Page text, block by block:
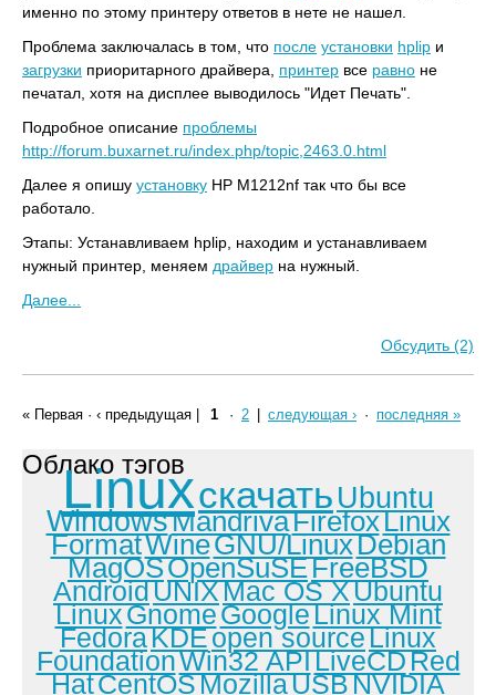
именно по этому принтеру ответов в нете не нашел.
Проблема заключалась в том, что после установки hplip и
загрузки приоритарного драйвера, принтер все равно не
печатал, хотя на дисплее выводилось "Идет Печать".
Подробное описание проблемы
http://forum.buxarnet.ru/index.php/topic,2463.0.html
Далее я опишу установку HP M1212nf так что бы все
работало.
Этапы: Устанавливаем hplip, находим и устанавливаем
нужный принтер, меняем драйвер на нужный.
Далее...
Обсудить (2)
« Первая · ‹ предыдущая 1 · 2 следующая › · последняя »
Облако тэгов
Linuxскачать Ubuntu
WindowsMandrivaFirefoxLinux
FormatWineGNU/LinuxDebian
MagOSOpenSuSEFreeBSD
AndroidUNIXMac OS XUbuntu
LinuxGnomeGoogleLinux Mint
FedoraKDEopen sourceLinux
FoundationWin32 APILiveCDRed
HatCentOSMozillaUSBNVIDIA